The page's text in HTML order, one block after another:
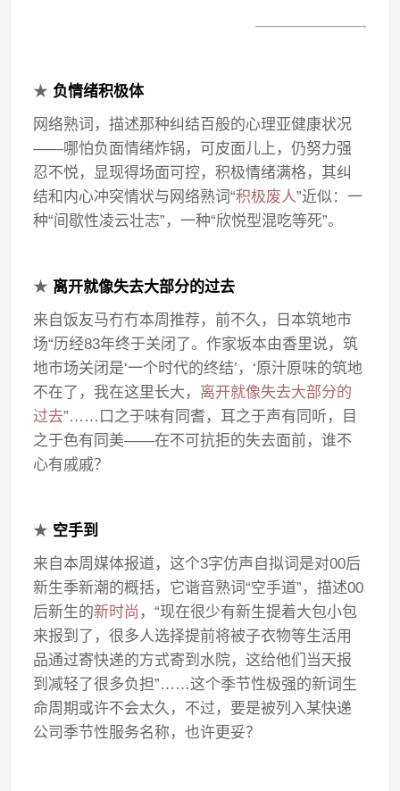
———————-
★ 负情绪积极体
网络熟词，描述那种纠结百般的心理亚健康状况
——哪怕负面情绪炸锅，可皮面儿上，仍努力强
忍不悦，显现得场面可控，积极情绪满格，其纠
结和内心冲突情状与网络熟词“积极废人”近似：一
种“间歇性凌云壮志”，一种“欣悦型混吃等死”。
★ 离开就像失去大部分的过去
来自饭友马冇冇本周推荐，前不久，日本筑地市
场“历经83年终于关闭了。作家坂本由香里说，筑
地市场关闭是‘一个时代的终结’，‘原汁原味的筑地
不在了，我在这里长大， 离开就像失去大部分的
过去”……口之于味有同耆，耳之于声有同听，目
之于色有同美——在不可抗拒的失去面前，谁不
心有戚戚？
★ 空手到
来自本周媒体报道，这个3字仿声自拟词是对00后
新生季新潮的概括，它谐音熟词“空手道”，描述00
后新生的新时尚 ，“现在很少有新生提着大包小包
来报到了，很多人选择提前将被子衣物等生活用
品通过寄快递的方式寄到水院，这给他们当天报
到减轻了很多负担”……这个季节性极强的新词生
命周期或许不会太久，不过，要是被列入某快递
公司季节性服务名称，也许更妥？